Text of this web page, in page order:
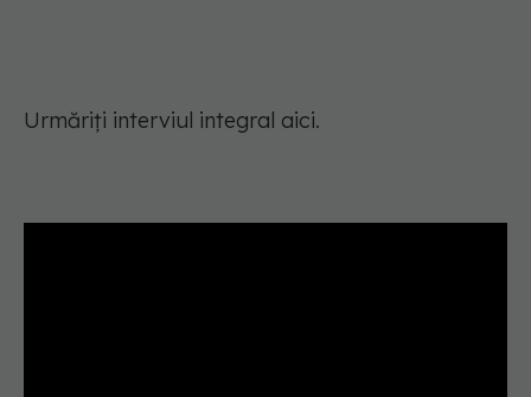
Urmăriți interviul integral aici.